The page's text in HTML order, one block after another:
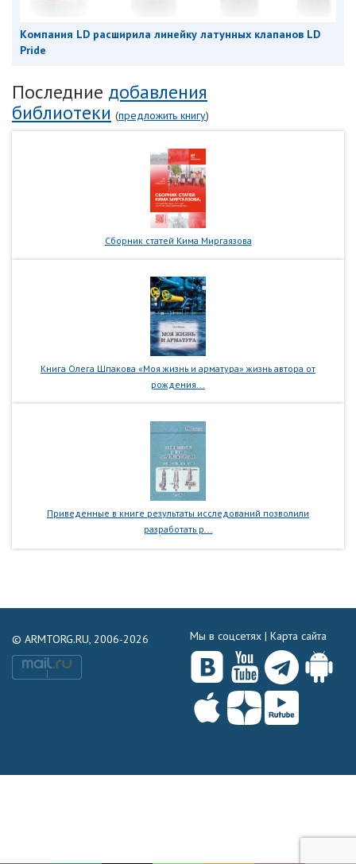
Компания LD расширила линейку латунных клапанов LD
Pride
Последние добавления
библиотеки (предложить книгу)
Сборник статей Кима Миргаязова
Книга Олега Шпакова «Моя жизнь и арматура» жизнь автора от
рождения...
Приведенные в книге результаты исследований позволили
разработать р...
© ARMTORG.RU, 2006-2026 Мы в соцсетях | Карта сайта